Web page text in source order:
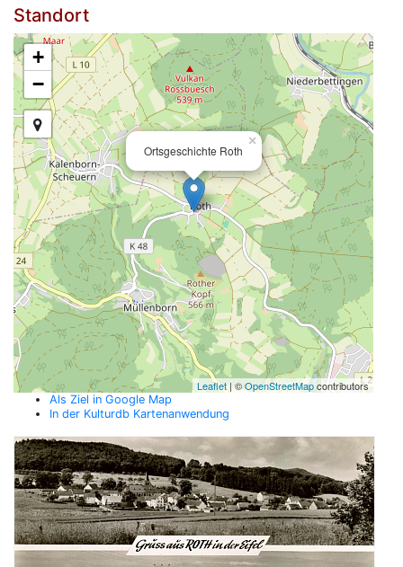
Standort
Ortsgeschichte Roth
×
+
−
Leaflet | ©OpenStreetMapcontributors
Als Ziel in Google Map
In der Kulturdb Kartenanwendung